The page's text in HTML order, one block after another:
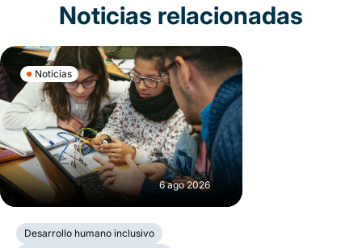
Noticias relacionadas
Noticias
6 ago 2026
Desarrollo humano inclusivo